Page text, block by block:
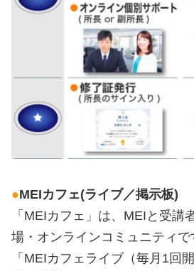
●MEIカフェ(ライブ／掲示板)
「MEIカフェ」は、MEIと受講
場・オンラインコミュニティで
「MEIカフェライブ（毎月1回